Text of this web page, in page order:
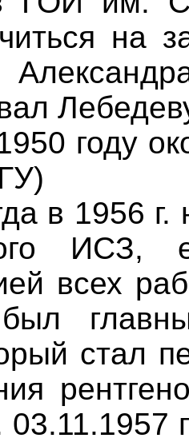
на
году
в 1956 г.
ИСЗ,
всех
стал